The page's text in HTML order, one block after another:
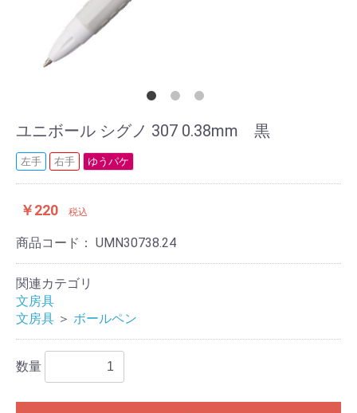
ユニボール シグノ 307 0.38mm 黒
左手 右手 ゆうパケ
￥220 税込
商品コード： UMN30738.24
関連カテゴリ
文房具
文房具 ＞ ボールペン
数量